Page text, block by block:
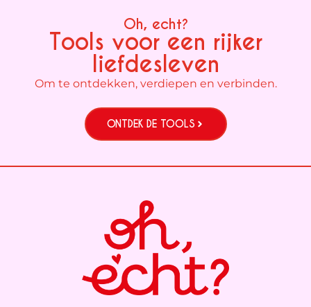
Oh, echt?
Tools voor een rijker
liefdesleven
Om te ontdekken, verdiepen en verbinden.
ONTDEK DE TOOLS